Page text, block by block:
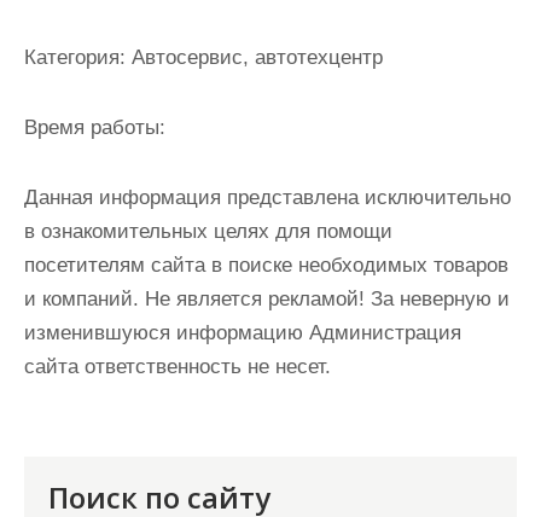
Категория: Автосервис, автотехцентр
Время работы:
Данная информация представлена исключительно
в ознакомительных целях для помощи
посетителям сайта в поиске необходимых товаров
и компаний. Не является рекламой! За неверную и
изменившуюся информацию Администрация
сайта ответственность не несет.
Поиск по сайту